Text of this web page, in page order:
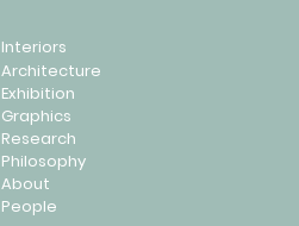
Interiors
Architecture
Exhibition
Graphics
Research
Philosophy
About
People